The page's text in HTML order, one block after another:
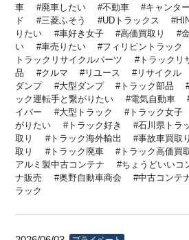
車
廃車したい 不動車 キャンター
ド
三菱ふそう UDトラックス
りたい
車好き女子 高価買取り
い
車売りたい フィリピントラック
トラックリサイクルパーツ
トラックリ
品
クルマ リユース リサイクル
ダンプ
大型ダンプ トラック部品
ック運転手と繋がりたい
電気自動車
イバー
大型トラック トラック女子
がりたい
トラック好き 石川県トラ
取り
トラック海外輸出 事故車買取り
取り
トラック廃車 トラック高価買
アルミ製中古コンテナ
ちょうどいいコ
ナ販売
奥野自動車商会 中古コンテ
ラック